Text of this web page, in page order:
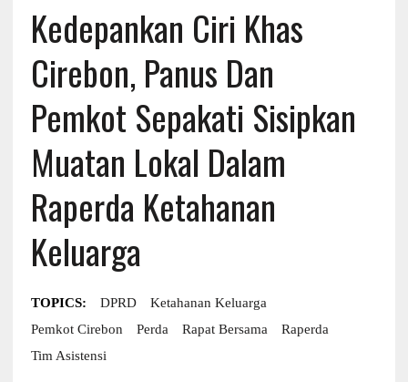
Kedepankan Ciri Khas
Cirebon, Panus Dan
Pemkot Sepakati Sisipkan
Muatan Lokal Dalam
Raperda Ketahanan
Keluarga
TOPICS: DPRD
Ketahanan Keluarga
Pemkot Cirebon
Perda Rapat Bersama
Raperda
Tim Asistensi